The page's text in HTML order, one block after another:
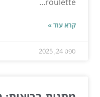
קרא עוד »
ספט 24, 2025